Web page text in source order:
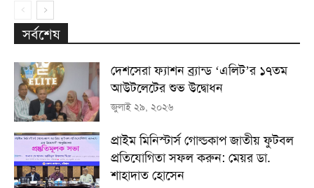
সর্বশেষ
দেশসেরা ফ্যাশন ব্র্যান্ড ‘এলিট’র ১৭তম
আউটলেটের শুভ উদ্বোধন
জুলাই ২৯, ২০২৬
প্রাইম মিনিস্টার্স গোল্ডকাপ জাতীয় ফুটবল
প্রতিযোগিতা সফল করুন: মেয়র ডা.
শাহাদাত হোসেন